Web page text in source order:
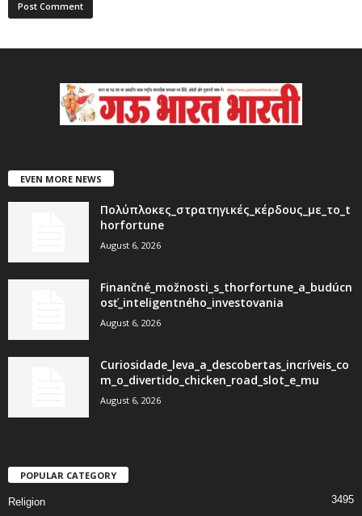
EVEN MORE NEWS
Πολύπλοκες_στρατηγικές_κέρδους_με_το_t
horfortune
August 6, 2026
Finančné_možnosti_s_thorfortune_a_budúcn
osť_inteligentného_investovania
August 6, 2026
Curiosidade_leva_a_descobertas_incríveis_co
m_o_divertido_chicken_road_slot_e_mu
August 6, 2026
POPULAR CATEGORY
Religion 3495